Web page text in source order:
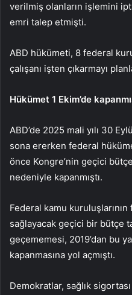
verilmiş olanların işlemini
emri talep etmişti.
ABD hükümeti, 8 federal
çalışanı işten çıkarmayı
Hükümet 1 Ekim’de
ABD’de 2025 mali yılı 30
sona ererken federal
önce Kongre’nin geçici bütçe
nedeniyle kapanmıştı.
Federal kamu
sağlayacak geçici bir bütçe
geçememesi, 2019’dan bu
kapanmasına yol açmıştı.
Demokratlar, sağlık